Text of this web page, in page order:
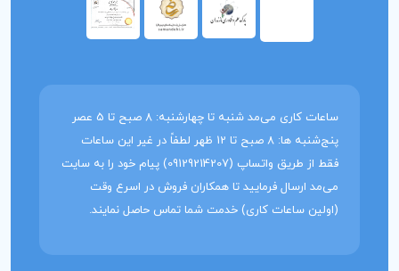
ساعات کاری می‌مد شنبه تا چهارشنبه: 8 صبح تا 5 عصر
پنج‌شنبه ها: 8 صبح تا 12 ظهر لطفاً در غیر این ساعات
فقط از طریق واتساپ (09129214207) پیام خود را به سایت
می‌مد ارسال فرمایید تا همکاران فروش در اسرع وقت
(اولین ساعات کاری) خدمت شما تماس حاصل نمایند.